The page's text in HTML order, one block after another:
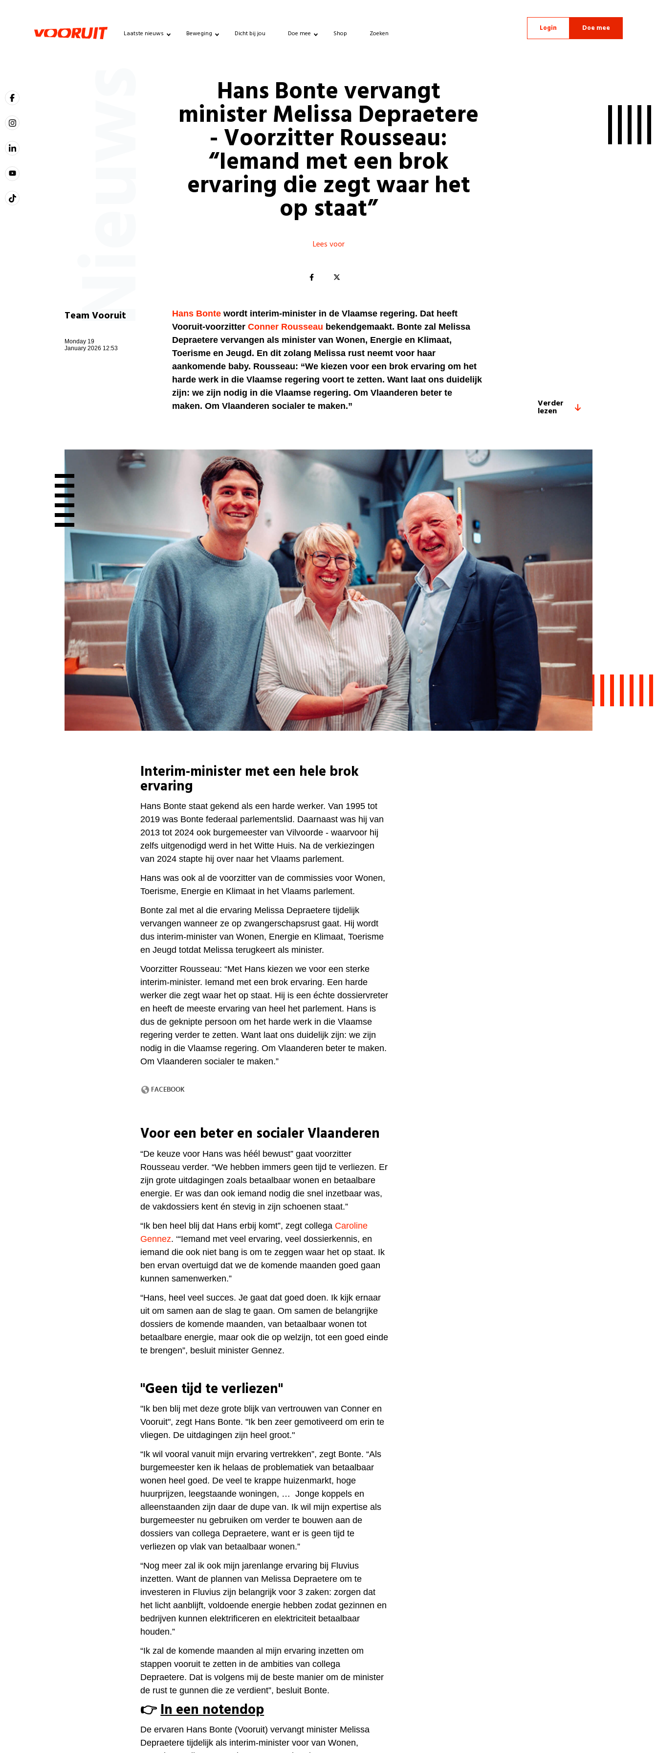
Laatste nieuws Beweging Dicht bij jou Doe mee Shop Zoeken
Login Doe mee
Hans Bonte vervangt
minister Melissa Depraetere
- Voorzitter Rousseau:
“Iemand met een brok
ervaring die zegt waar het
op staat”
Lees voor
Team Vooruit
Monday 19
January 2026 12:53
Hans Bontewordt interim-minister in de Vlaamse regering. Dat heeft
Vooruit-voorzitter Conner Rousseau bekendgemaakt. Bonte zal Melissa
Depraetere vervangen als minister van Wonen, Energie en Klimaat,
Toerisme en Jeugd. En dit zolang Melissa rust neemt voor haar
aankomende baby. Rousseau: “We kiezen voor een brok ervaring om het
harde werk in die Vlaamse regering voort te zetten. Want laat ons duidelijk
zijn: we zijn nodig in die Vlaamse regering. Om Vlaanderen beter te
maken. Om Vlaanderen socialer te maken.”
Verder
lezen
Interim-minister met een hele brok
ervaring
Hans Bonte staat gekend als een harde werker. Van 1995 tot
2019 was Bonte federaal parlementslid. Daarnaast was hij van
2013 tot 2024 ook burgemeester van Vilvoorde - waarvoor hij
zelfs uitgenodigd werd in het Witte Huis. Na de verkiezingen
van 2024 stapte hij over naar het Vlaams parlement.
Hans was ook al de voorzitter van de commissies voor Wonen,
Toerisme, Energie en Klimaat in het Vlaams parlement.
Bonte zal met al die ervaring Melissa Depraetere tijdelijk
vervangen wanneer ze op zwangerschapsrust gaat. Hij wordt
dus interim-minister van Wonen, Energie en Klimaat, Toerisme
en Jeugd totdat Melissa terugkeert als minister.
Voorzitter Rousseau: “Met Hans kiezen we voor een sterke
interim-minister. Iemand met een brok ervaring. Een harde
werker die zegt waar het op staat. Hij is een échte dossiervreter
en heeft de meeste ervaring van heel het parlement. Hans is
dus de geknipte persoon om het harde werk in die Vlaamse
regering verder te zetten. Want laat ons duidelijk zijn: we zijn
nodig in die Vlaamse regering. Om Vlaanderen beter te maken.
Om Vlaanderen socialer te maken.”
Voor een beter en socialer Vlaanderen
“De keuze voor Hans was héél bewust” gaat voorzitter
Rousseau verder. “We hebben immers geen tijd te verliezen. Er
zijn grote uitdagingen zoals betaalbaar wonen en betaalbare
energie. Er was dan ook iemand nodig die snel inzetbaar was,
de vakdossiers kent én stevig in zijn schoenen staat.”
“Ik ben heel blij dat Hans erbij komt”, zegt collega Caroline
Gennez. ‘“Iemand met veel ervaring, veel dossierkennis, en
iemand die ook niet bang is om te zeggen waar het op staat. Ik
ben ervan overtuigd dat we de komende maanden goed gaan
kunnen samenwerken.”
“⁠Hans, heel veel succes. Je gaat dat goed doen. Ik kijk ernaar
uit om samen aan de slag te gaan. Om samen de belangrijke
dossiers de komende maanden, van betaalbaar wonen tot
betaalbare energie, maar ook die op welzijn, tot een goed einde
te brengen”, besluit minister Gennez.
"Geen tijd te verliezen"
"Ik ben blij met deze grote blijk van vertrouwen van Conner en
Vooruit", zegt Hans Bonte. "Ik ben zeer gemotiveerd om erin te
vliegen. De uitdagingen zijn heel groot."
“Ik wil vooral vanuit mijn ervaring vertrekken”, zegt Bonte. “Als
burgemeester ken ik helaas de problematiek van betaalbaar
wonen heel goed. De veel te krappe huizenmarkt, hoge
huurprijzen, leegstaande woningen, … Jonge koppels en
alleenstaanden zijn daar de dupe van. Ik wil mijn expertise als
burgemeester nu gebruiken om verder te bouwen aan de
dossiers van collega Depraetere, want er is geen tijd te
verliezen op vlak van betaalbaar wonen.”
“Nog meer zal ik ook mijn jarenlange ervaring bij Fluvius
inzetten. Want de plannen van Melissa Depraetere om te
investeren in Fluvius zijn belangrijk voor 3 zaken: zorgen dat
het licht aanblijft, voldoende energie hebben zodat gezinnen en
bedrijven kunnen elektrificeren en elektriciteit betaalbaar
houden.”
“Ik zal de komende maanden al mijn ervaring inzetten om
stappen vooruit te zetten in de ambities van collega
Depraetere. Dat is volgens mij de beste manier om de minister
de rust te gunnen die ze verdient”, besluit Bonte.
👉​In een notendop
De ervaren Hans Bonte (Vooruit) vervangt minister Melissa
Depraetere tijdelijk als interim-minister voor van Wonen,